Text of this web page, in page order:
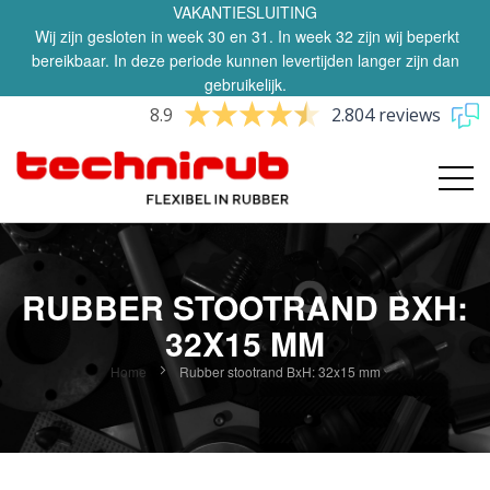
VAKANTIESLUITING
Wij zijn gesloten in week 30 en 31. In week 32 zijn wij beperkt
bereikbaar. In deze periode kunnen levertijden langer zijn dan
gebruikelijk.
8.9 2.804 reviews
RUBBER STOOTRAND BXH:
32X15 MM
Home Rubber stootrand BxH: 32x15 mm